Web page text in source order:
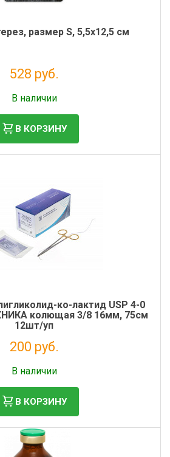
размер S, 5,5x12,5 см
528 руб.
В наличии
В КОРЗИНУ
ко-лактид USP 4-0
колющая 3/8 16мм, 75см
12шт/уп
200 руб.
В наличии
В КОРЗИНУ